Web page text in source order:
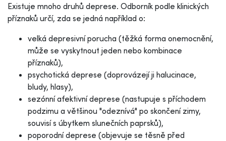
Existuje mnoho druhů deprese. Odborník podle klinických
příznaků určí, zda se jedná například o:
velká depresivní porucha (těžká forma onemocnění,
může se vyskytnout jeden nebo kombinace
příznaků),
psychotická deprese (doprovázejí ji halucinace,
bludy, hlasy),
sezónní afektivní deprese (nastupuje s příchodem
podzimu a většinou "odeznívá" po skončení zimy,
souvisí s úbytkem slunečních paprsků),
poporodní deprese (objevuje se těsně před